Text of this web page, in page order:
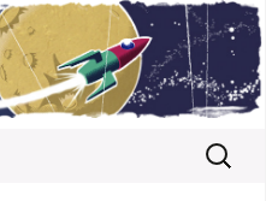
Buscar: